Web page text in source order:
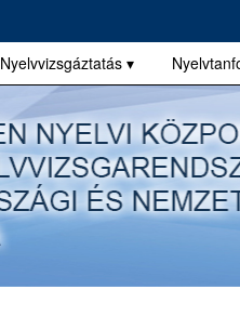
Nyelvvizsgáztatás ▾